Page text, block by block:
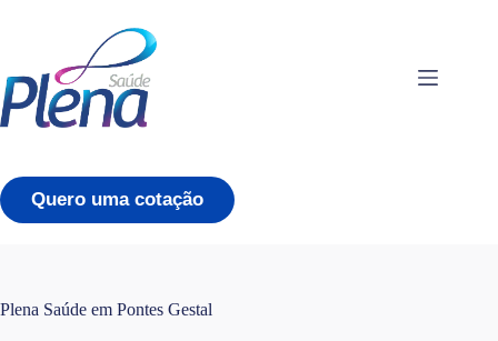
conteúdo
Quero uma cotação
Plena Saúde em Pontes Gestal